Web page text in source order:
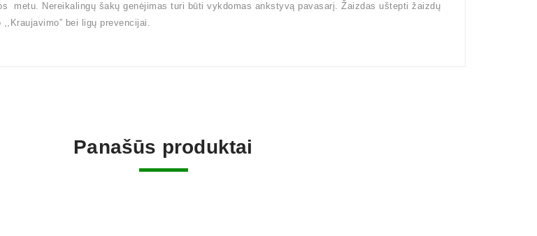
metu. Nereikalingų šakų genėjimas turi būti vykdomas ankstyvą pavasarį. Žaizdas uštepti žaizdų
bei ligų prevencijai.
Panašūs produktai